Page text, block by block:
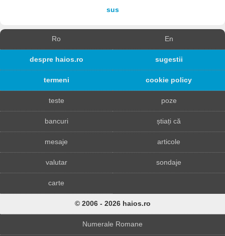
sus
Ro En
despre haios.ro sugestii
termeni cookie policy
teste poze
bancuri știați că
mesaje articole
valutar sondaje
carte
© 2006 - 2026 haios.ro
Numerale Romane